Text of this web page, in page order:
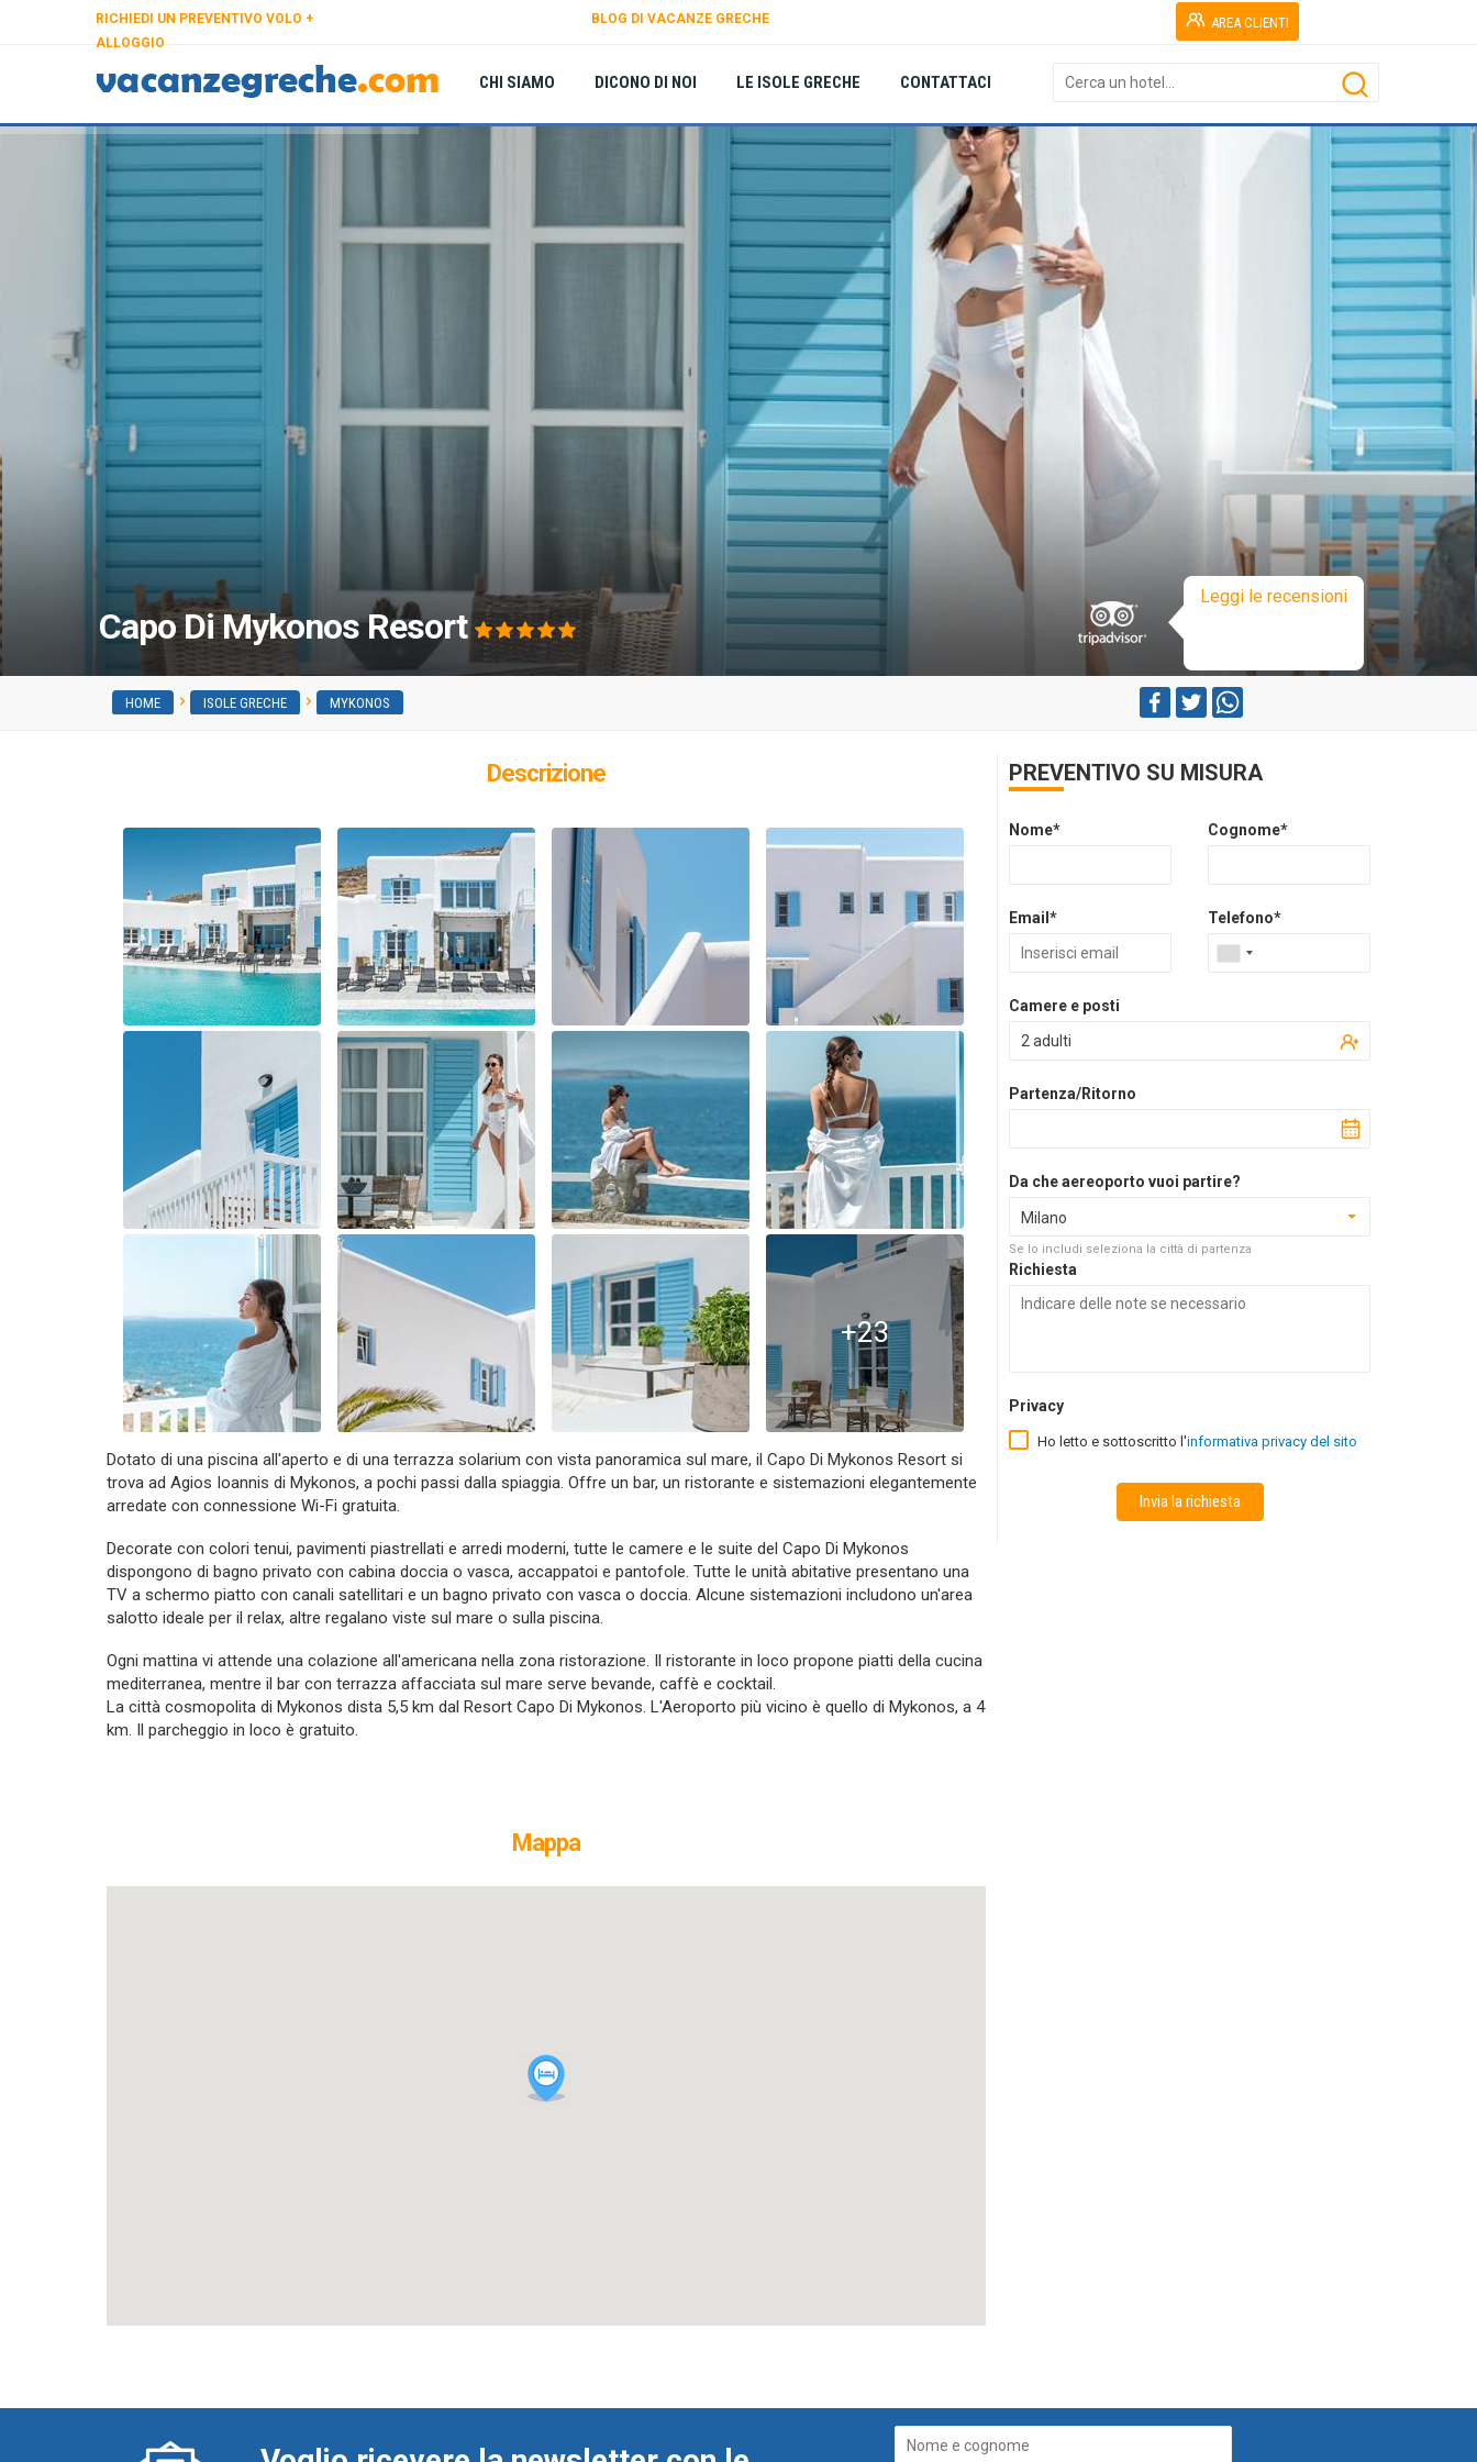
AREA CLIENTI
RICHIEDI UN PREVENTIVO VOLO +
ALLOGGIO
BLOG DI VACANZE GRECHE
CHI SIAMO DICONO DI NOI LE ISOLE GRECHE CONTATTACI
Leggi le recensioni
Capo Di Mykonos Resort
HOME ISOLE GRECHE MYKONOS
Descrizione
+23
Dotato di una piscina all'aperto e di una terrazza solarium con vista panoramica sul mare, il Capo Di Mykonos Resort si
trova ad Agios Ioannis di Mykonos, a pochi passi dalla spiaggia. Offre un bar, un ristorante e sistemazioni elegantemente
arredate con connessione Wi-Fi gratuita.
Decorate con colori tenui, pavimenti piastrellati e arredi moderni, tutte le camere e le suite del Capo Di Mykonos
dispongono di bagno privato con cabina doccia o vasca, accappatoi e pantofole. Tutte le unità abitative presentano una
TV a schermo piatto con canali satellitari e un bagno privato con vasca o doccia. Alcune sistemazioni includono un'area
salotto ideale per il relax, altre regalano viste sul mare o sulla piscina.
Ogni mattina vi attende una colazione all'americana nella zona ristorazione. Il ristorante in loco propone piatti della cucina
mediterranea, mentre il bar con terrazza affacciata sul mare serve bevande, caffè e cocktail.
La città cosmopolita di Mykonos dista 5,5 km dal Resort Capo Di Mykonos. L'Aeroporto più vicino è quello di Mykonos, a 4
km. Il parcheggio in loco è gratuito.
Mappa
PREVENTIVO SU MISURA
Nome* Cognome*
Email* Telefono*
Camere e posti
2 adulti
Partenza/Ritorno
Da che aereoporto vuoi partire?
Milano
Se lo includi seleziona la città di partenza
Richiesta
Privacy
Ho letto e sottoscritto l'informativa privacy del sito
Invia la richiesta